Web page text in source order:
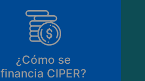
¿Cómo se
financia CIPER?